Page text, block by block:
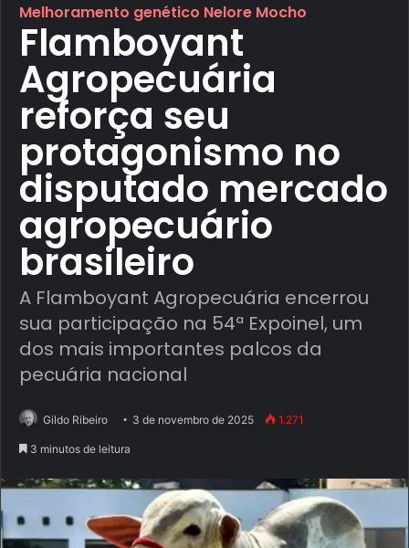
Melhoramento genético Nelore Mocho
Flamboyant
Agropecuária
reforça seu
protagonismo no
disputado mercado
agropecuário
brasileiro
A Flamboyant Agropecuária encerrou
sua participação na 54ª Expoinel, um
dos mais importantes palcos da
pecuária nacional
Gildo Ribeiro 3 de novembro de 2025 1.271
3 minutos de leitura